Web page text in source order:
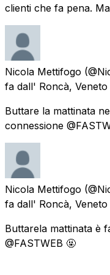
clienti che fa pena. Mai
Nicola Mettifogo
fa dall' Roncà, Veneto
Buttare la mattinata
connessione
Nicola Mettifogo
fa dall' Roncà, Veneto
Buttarela mattinata è
@FASTWEB 🤬